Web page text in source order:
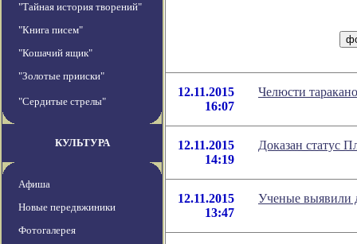
"Тайная история творений"
"Книга писем"
"Кошачий ящик"
"Золотые прииски"
"Сердитые стрелы"
КУЛЬТУРА
Афиша
Новые передвжиники
Фотогалерея
12.11.2015
16:07
Челюсти
12.11.2015
14:19
Доказан статус
12.11.2015
13:47
Ученые выявили